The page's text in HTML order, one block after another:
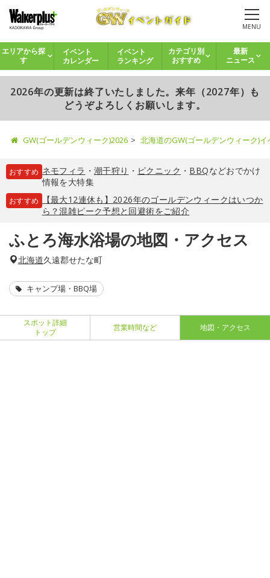
MENU
エリアから探
す
イベント
カレンダー
イベント
ランキング
カテゴリ別
おすすめ
最新
ニュース
2026年の更新は終了いたしました。来年（2027年）も
どうぞよろしくお願いします。
GW(ゴールデンウィーク)2026 北海道のGW(ゴールデンウィーク)
おすすめ ネモフィラ ・ 潮干狩り ・ ピクニック ・ BBQなどおでかけ
情報を大特集
おすすめ
【最大12連休も】2026年のゴールデンウィークはいつか
ら？混雑ピーク予想と回避術をご紹介
ふとろ海水浴場の地図・アクセス
北海道久遠郡せたな町
キャンプ場・BBQ場
スポット詳細
トップ
営業時間など 地図・アクセス